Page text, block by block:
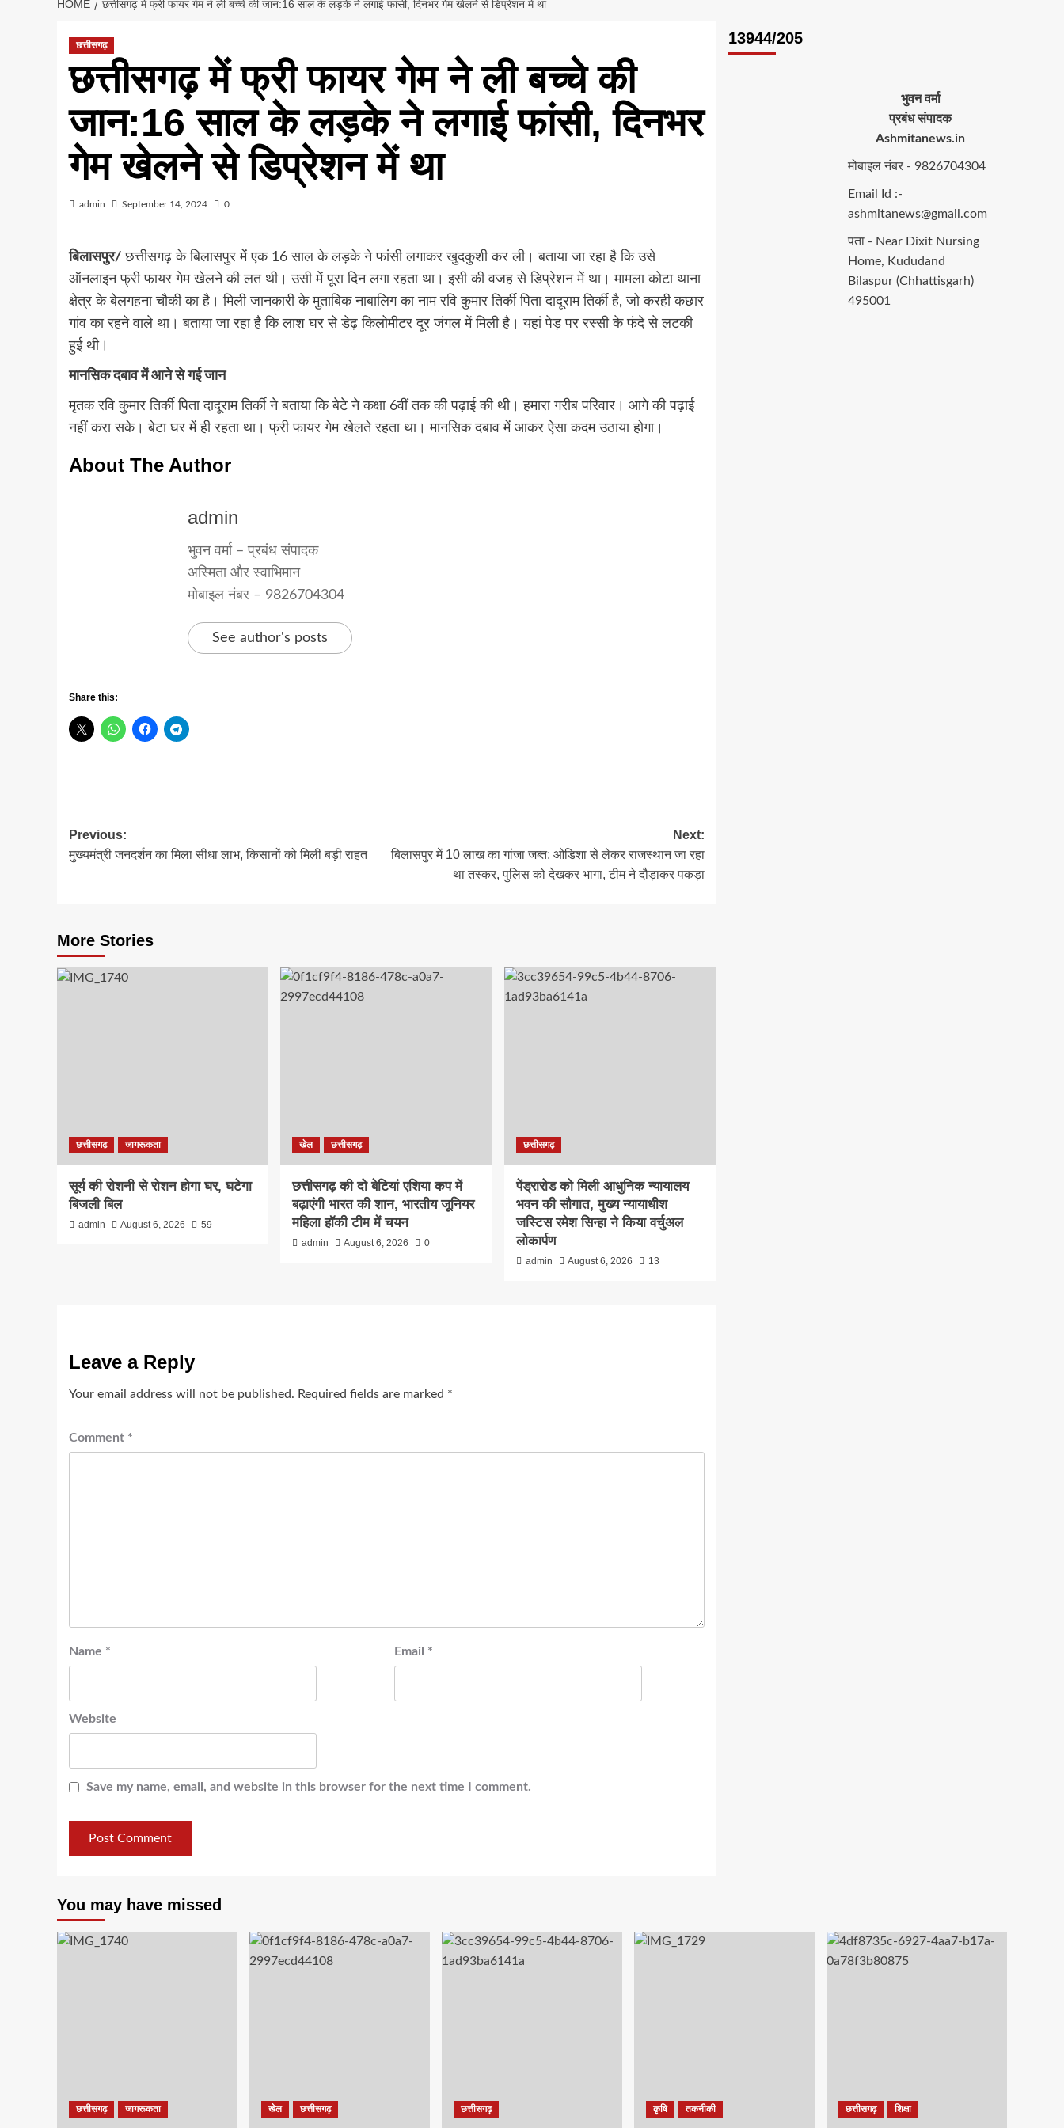
HOME छत्तीसगढ़ में फ्री फायर गेम ने ली बच्चे की जान:16 साल के लड़के ने लगाई फांसी, दिनभर गेम खेलने से डिप्रेशन में था
छत्तीसगढ़
छत्तीसगढ़ में फ्री फायर गेम ने ली बच्चे की
जान:16 साल के लड़के ने लगाई फांसी, दिनभर
गेम खेलने से डिप्रेशन में था
admin September 14, 2024 0
बिलासपुर/ छत्तीसगढ़ के बिलासपुर में एक 16 साल के लड़के ने फांसी लगाकर खुदकुशी कर ली। बताया जा रहा है कि उसे
ऑनलाइन फ्री फायर गेम खेलने की लत थी। उसी में पूरा दिन लगा रहता था। इसी की वजह से डिप्रेशन में था। मामला कोटा थाना
क्षेत्र के बेलगहना चौकी का है। मिली जानकारी के मुताबिक नाबालिग का नाम रवि कुमार तिर्की पिता दादूराम तिर्की है, जो करही कछार
गांव का रहने वाले था। बताया जा रहा है कि लाश घर से डेढ़ किलोमीटर दूर जंगल में मिली है। यहां पेड़ पर रस्सी के फंदे से लटकी
हुई थी।
मानसिक दबाव में आने से गई जान
मृतक रवि कुमार तिर्की पिता दादूराम तिर्की ने बताया कि बेटे ने कक्षा 6वीं तक की पढ़ाई की थी। हमारा गरीब परिवार। आगे की पढ़ाई
नहीं करा सके। बेटा घर में ही रहता था। फ्री फायर गेम खेलते रहता था। मानसिक दबाव में आकर ऐसा कदम उठाया होगा।
About The Author
admin
भुवन वर्मा – प्रबंध संपादक
अस्मिता और स्वाभिमान
मोबाइल नंबर – 9826704304
See author's posts
Share this:
Post
navigation
Previous:
मुख्यमंत्री जनदर्शन का मिला सीधा लाभ, किसानों को मिली बड़ी राहत
Next:
बिलासपुर में 10 लाख का गांजा जब्त: ओडिशा से लेकर राजस्थान जा रहा
था तस्कर, पुलिस को देखकर भागा, टीम ने दौड़ाकर पकड़ा
More Stories
छत्तीसगढ़ जागरूकता
सूर्य की रोशनी से रोशन होगा घर, घटेगा
बिजली बिल
admin August 6, 2026 59
खेल छत्तीसगढ़
छत्तीसगढ़ की दो बेटियां एशिया कप में
बढ़ाएंगी भारत की शान, भारतीय जूनियर
महिला हॉकी टीम में चयन
admin August 6, 2026 0
छत्तीसगढ़
पेंड्रारोड को मिली आधुनिक न्यायालय
भवन की सौगात, मुख्य न्यायाधीश
जस्टिस रमेश सिन्हा ने किया वर्चुअल
लोकार्पण
admin August 6, 2026 13
Leave a Reply
Your email address will not be published. Required fields are marked *
Comment *
Name * Email *
Website
Save my name, email, and website in this browser for the next time I comment.
13944/205
भुवन वर्मा
प्रबंध संपादक
Ashmitanews.in
मोबाइल नंबर - 9826704304
Email Id :-
ashmitanews@gmail.com
पता - Near Dixit Nursing
Home, Kududand
Bilaspur (Chhattisgarh)
495001
You may have missed
छत्तीसगढ़ जागरूकता खेल छत्तीसगढ़ छत्तीसगढ़ कृषि तकनीकी छत्तीसगढ़ शिक्षा